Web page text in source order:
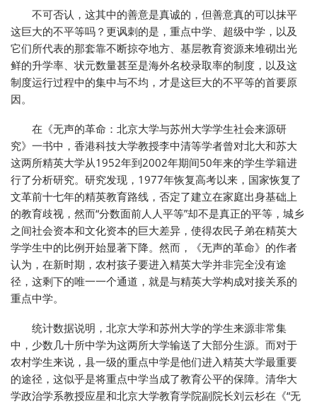
不可否认，这其中的善意是真诚的，但善意真的可以抹平
这巨大的不平等吗？更讽刺的是，重点中学、超级中学，以及
它们所代表的那套靠不断掠夺地方、基层教育资源来堆砌出光
鲜的升学率、状元数量甚至是海外名校录取率的制度，以及这
制度运行过程中的集中与不均，才是这巨大的不平等的首要原
因。
在《无声的革命：北京大学与苏州大学学生社会来源研
究》一书中，香港科技大学教授李中清等学者曾对北大和苏大
这两所精英大学从1952年到2002年期间50年来的学生学籍进
行了分析研究。研究发现，1977年恢复高考以来，国家恢复了
文革前十七年的精英教育路线，否定了建立在家庭出身基础上
的教育歧视，然而“分数面前人人平等”却不是真正的平等，城乡
之间社会资本和文化资本的巨大差异，使得农民子弟在精英大
学学生中的比例开始显著下降。然而，《无声的革命》的作者
认为，在新时期，农村孩子要进入精英大学并非完全没有途
径，这剩下的唯一一个通道，就是与精英大学构成对接关系的
重点中学。
统计数据说明，北京大学和苏州大学的学生来源非常集
中，少数几十所中学为这两所大学输送了大部分生源。而对于
农村学生来说，县一级的重点中学是他们进入精英大学最重要
的途径，这似乎是将重点中学当成了教育公平的保障。清华大
学政治学系教授应星和北京大学教育学院副院长刘云杉在《“无